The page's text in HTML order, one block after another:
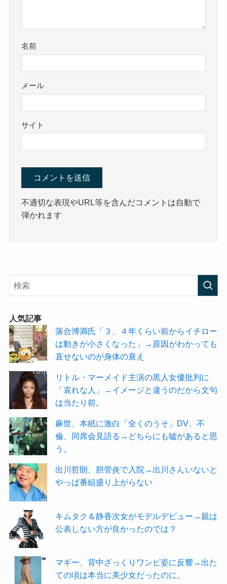
名前
メール
サイト
不適切な表現やURL等を含んだコメントは自動で
弾かれます
人気記事
落合博満氏「３、４年くらい前からイチロー
は動きが小さくなった」→原因がわかっても
直せないのが身体の衰え
リトル・マーメイド主演の黒人女優批判に
「哀れな人」→イメージと違うのだから文句
は当たり前。
麻世、本紙に激白「全くのうそ」DV、不
倫、同席会見語る→どちらにも嘘があると思
う。
出川哲朗、胆管炎で入院→出川さんいないと
やっぱ番組盛り上がらない
キムタク＆静香次女がモデルデビュー→親は
公表しない方が良かったのでは？
マギー、背中ざっくりワンピ姿に反響→出た
ての頃は本当に美少女だったのに。